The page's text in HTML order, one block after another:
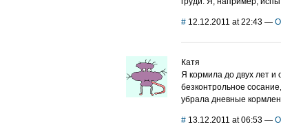
# 12.12.2011 at 22:43 —
Катя
Я кормила до двух лет и
безконтрольное
убрала дневные
# 13.12.2011 at 06:53 —